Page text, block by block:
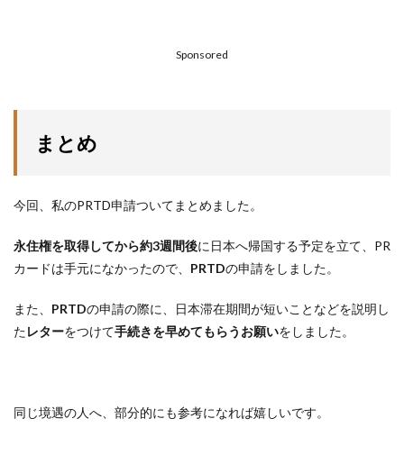
Sponsored
まとめ
今回、私のPRTD申請ついてまとめました。
永住権を取得してから約3週間後に日本へ帰国する予定を立て、PR
カードは手元になかったので、 PRTDの申請をしました。
また、 PRTDの申請の際に、日本滞在期間が短いことなどを説明し
たレターをつけて手続きを早めてもらうお願いをしました。
同じ境遇の人へ、部分的にも参考になれば嬉しいです。